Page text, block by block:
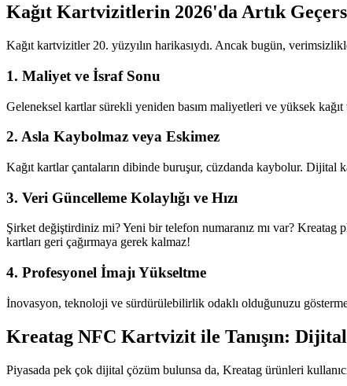
Kağıt Kartvizitlerin 2026'da Artık
Kağıt kartvizitler 20. yüzyılın harikasıydı. Ancak bugün,
1. Maliyet ve İsraf Sonu
Geleneksel kartlar sürekli yeniden basım maliyetleri ve yüksek kağıt
2. Asla Kaybolmaz veya Eskimez
Kağıt kartlar çantaların dibinde buruşur, cüzdanda kaybolur. Dijital
3. Veri Güncelleme Kolaylığı ve Hızı
Şirket değiştirdiniz mi? Yeni bir telefon numaranız mı var?
kartları geri çağırmaya gerek kalmaz!
4. Profesyonel İmajı Yükseltme
İnovasyon, teknoloji ve sürdürülebilirlik odaklı olduğunuzu
Kreatag NFC Kartvizit ile Tanışın:
Piyasada pek çok dijital çözüm bulunsa da, Kreatag ürünleri